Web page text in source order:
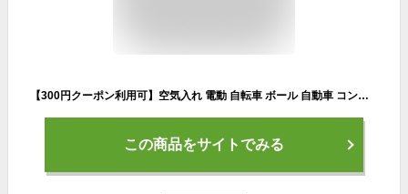
【300円クーポン利用可】空気入れ 電動 自転車 ボール 自動車 コンプレッサー エアコンプレッサー エアーポンプ 空気抜き 電動空気入れ コンパクト 空気圧指定可能 携帯便利 LCDディスプレイ表示 ライト付 タイヤ空気入れ ロードバイク ボール 浮き輪 バイク 充電式
この商品をサイトでみる